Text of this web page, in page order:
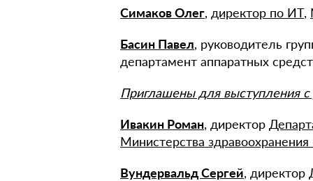
Симаков Олег, директор по ИТ,
Басин Павел, руководитель
департамент аппаратных
Приглашены для выступления
Ивакин Роман, директор
Министерства
Вундервальд Сергей, директор